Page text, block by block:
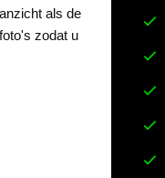
als de
zodat u